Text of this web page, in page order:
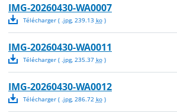
IMG-20260430-WA0007
Télécharger( .jpg, 239.13 ko)
IMG-20260430-WA0011
Télécharger( .jpg, 235.37 ko)
IMG-20260430-WA0012
Télécharger( .jpg, 286.72 ko)